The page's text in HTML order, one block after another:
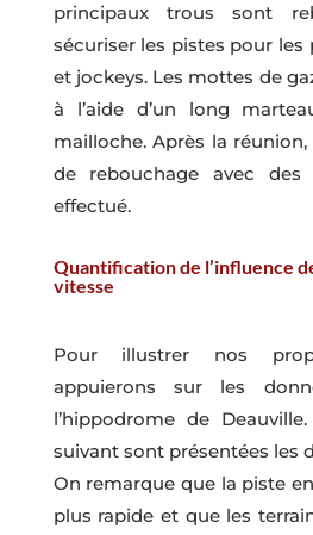
principaux trous sont
sécuriser les pistes pour les
et jockeys. Les mottes de
à l’aide d’un long
mailloche. Après la
de rebouchage avec
effectué.
Quantification de l’influence
vitesse
Pour illustrer nos
appuierons sur les
l’hippodrome de
suivant sont présentées les
On remarque que la piste
plus rapide et que les